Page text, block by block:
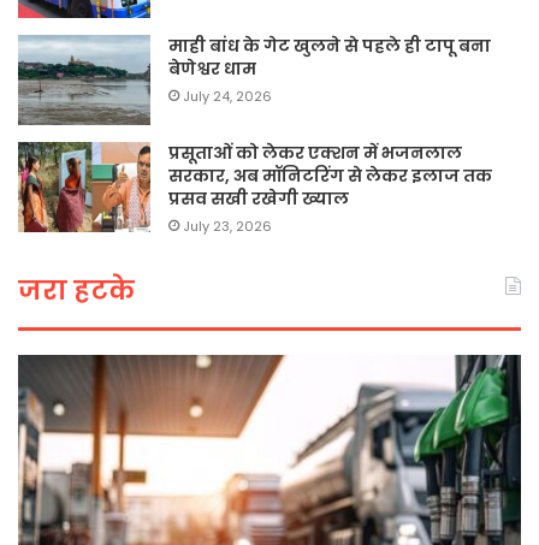
माही बांध के गेट खुलने से पहले ही टापू बना
बेणेश्वर धाम
July 24, 2026
प्रसूताओं को लेकर एक्शन में भजनलाल
सरकार, अब मॉनिटरिंग से लेकर इलाज तक
प्रसव सखी रखेगी ख्याल
July 23, 2026
जरा हटके